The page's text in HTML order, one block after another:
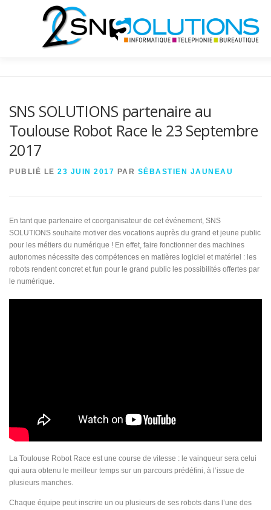
BUREAUTIQUE NEWS SHOP
SNS SOLUTIONS partenaire au
Toulouse Robot Race le 23 Septembre
2017
PUBLIÉ LE 23 JUIN 2017 PAR SÉBASTIEN JAUNEAU
En tant que partenaire et coorganisateur de cet événement, SNS
SOLUTIONS souhaite motiver des vocations auprès du grand et jeune public
pour les métiers du numérique ! En effet, faire fonctionner des machines
autonomes nécessite des compétences en matières logiciel et matériel : les
robots rendent concret et fun pour le grand public les possibilités offertes par
le numérique.
La Toulouse Robot Race est une course de vitesse : le vainqueur sera celui
qui aura obtenu le meilleur temps sur un parcours prédéfini, à l’issue de
plusieurs manches.
Chaque équipe peut inscrire un ou plusieurs de ses robots dans l’une des